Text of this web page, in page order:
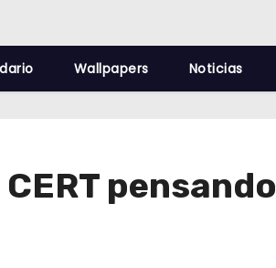
Wallpapers Noticias